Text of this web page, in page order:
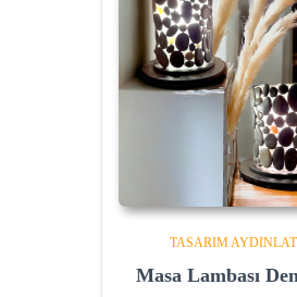
TASARIM
Masa Lambası